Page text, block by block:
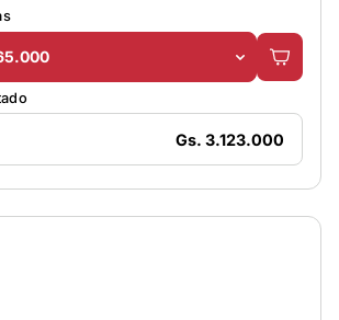
Gs. 3.123.000